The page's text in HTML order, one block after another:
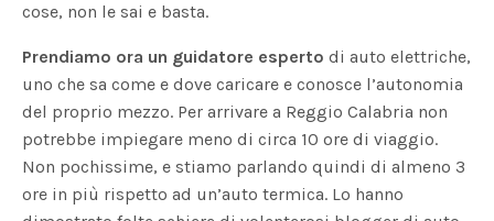
cose, non le sai e basta.
Prendiamo ora un guidatore esperto di auto elettriche,
uno che sa come e dove caricare e conosce l’autonomia
del proprio mezzo. Per arrivare a Reggio Calabria non
potrebbe impiegare meno di circa 10 ore di viaggio.
Non pochissime, e stiamo parlando quindi di almeno 3
ore in più rispetto ad un’auto termica. Lo hanno